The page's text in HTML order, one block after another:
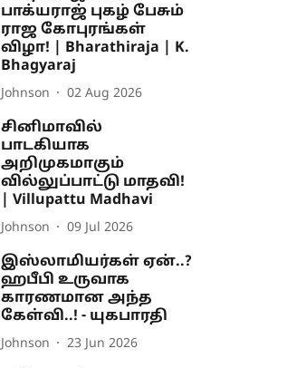
பாக்யராஜ் புகழ் பேசும்
ராஜ கோபுரங்கள்
விழா! | Bharathiraja | K.
Bhagyaraj
Johnson 02 Aug 2026
சினிமாவில்
பாடகியாக
அறிமுகமாகும்
வில்லுப்பாட்டு மாதவி!
| Villupattu Madhavi
Johnson 09 Jul 2026
இஸ்லாமியர்கள் ஏன்..?
ஹபீபி உருவாக
காரணமான அந்த
கேள்வி..! - யுகபாரதி
Johnson 23 Jun 2026